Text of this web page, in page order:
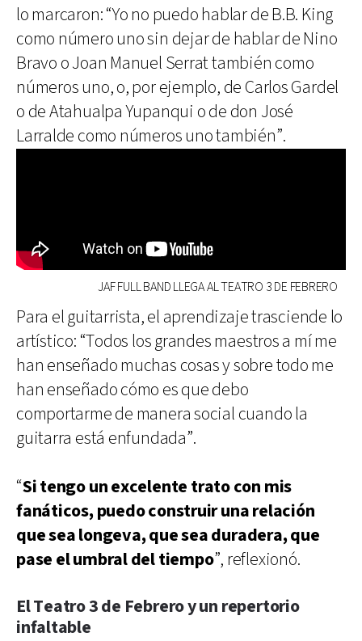
lo marcaron: “Yo no puedo hablar de B.B. King
como número uno sin dejar de hablar de Nino
Bravo o Joan Manuel Serrat también como
números uno, o, por ejemplo, de Carlos Gardel
o de Atahualpa Yupanqui o de don José
Larralde como números uno también”.
JAF FULL BAND LLEGA AL TEATRO 3 DE FEBRERO
Para el guitarrista, el aprendizaje trasciende lo
artístico: “Todos los grandes maestros a mí me
han enseñado muchas cosas y sobre todo me
han enseñado cómo es que debo
comportarme de manera social cuando la
guitarra está enfundada”.
“Si tengo un excelente trato con mis
fanáticos, puedo construir una relación
que sea longeva, que sea duradera, que
pase el umbral del tiempo”, reflexionó.
El Teatro 3 de Febrero y un repertorio
infaltable